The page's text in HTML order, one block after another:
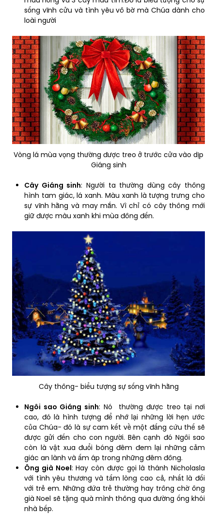
sống vĩnh cửu và tình yêu vô bờ mà Chúa dành cho
loài người
Vòng lá mùa vọng thường được treo ở trước cửa vào dịp
Giáng sinh
Cây Giáng sinh: Người ta thường dùng cây thông
hình tam giác, lá xanh. Màu xanh là tượng trưng cho
sự vĩnh hằng và may mắn. Vì chỉ có cây thông mới
giữ được màu xanh khi mùa đông đến.
Cây thông- biểu tượng sự sống vĩnh hằng
Ngôi sao Giáng sinh: Nó thường được treo tại nơi
cao, đó là hình tượng để nhớ lại những lời hẹn ước
của Chúa- đó là sự cam kết về một đấng cứu thế sẽ
được gửi đến cho con người. Bên cạnh đó Ngôi sao
còn là vật xua đuổi bóng đêm đem lại những cảm
giác an lành và ấm áp trong những đêm đông.
Ông già Noel: Hay còn được gọi là thánh Nicholasla
với tình yêu thương và tấm lòng cao cả, nhất là đối
với trẻ em. Những đứa trẻ thường hay trông chờ ông
già Noel sẽ tặng quà mình thông qua đường ống khói
nhà bếp.